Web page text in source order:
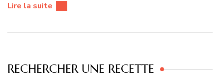
Lire la suite
RECHERCHER UNE RECETTE